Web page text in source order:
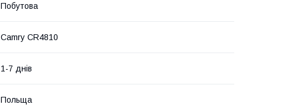
Побутова
Camry CR4810
1-7 днів
Польща